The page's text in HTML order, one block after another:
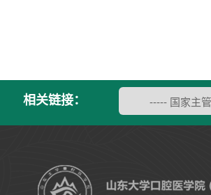
相关链接：